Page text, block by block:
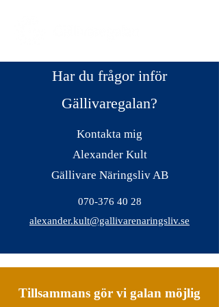
Har du frågor inför
Gällivaregalan?
Kontakta mig
Alexander Kult
Gällivare Näringsliv AB
070-376 40 28
alexander.kult@gallivarenaringsliv.se
Tillsammans gör vi galan möjlig